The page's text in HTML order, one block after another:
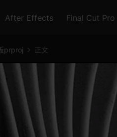
After Effects Final Cut Pro
prproj 正文